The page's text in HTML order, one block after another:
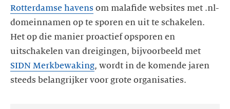
Rotterdamse havens om malafide websites met .nl-
domeinnamen op te sporen en uit te schakelen.
Het op die manier proactief opsporen en
uitschakelen van dreigingen, bijvoorbeeld met
SIDN Merkbewaking, wordt in de komende jaren